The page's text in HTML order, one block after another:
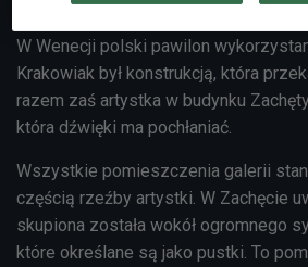
W Wenecji polski pawilon
Krakowiak był konstrukcją, która
razem zaś artystka w budynku
która dźwięki ma pochłaniać.
Wszystkie pomieszczenia galerii
częścią rzeźby artystki. W Zachęcie
skupiona została wokół ogromnego
które określane są jako pustki. To